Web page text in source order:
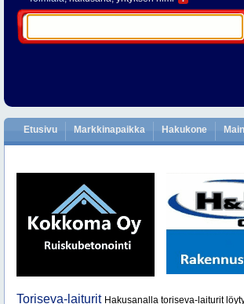
Etusivu Markkinapaikka Hakukone
Toriseva-laiturit Hakusanalla toriseva-laiturit